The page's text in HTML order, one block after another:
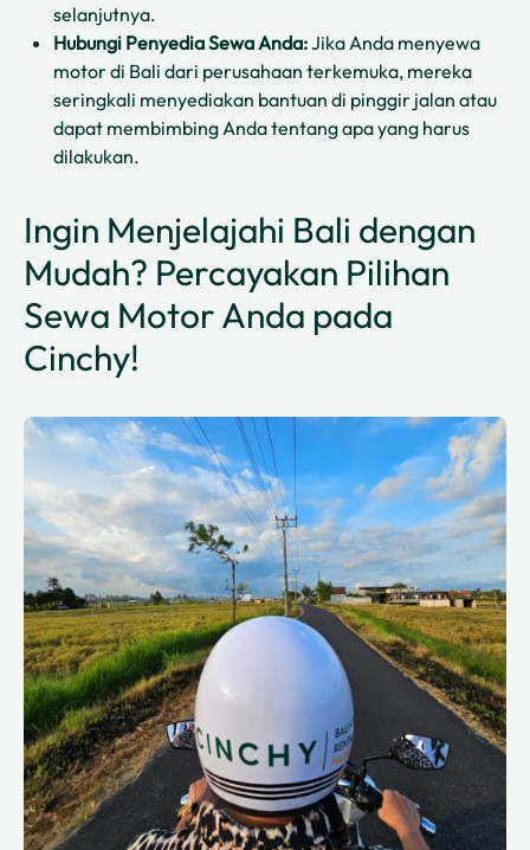
selanjutnya.
Hubungi Penyedia Sewa Anda:Jika Anda menyewa
motor di Bali dari perusahaan terkemuka, mereka
seringkali menyediakan bantuan di pinggir jalan atau
dapat membimbing Anda tentang apa yang harus
dilakukan.
Ingin Menjelajahi Bali dengan
Mudah? Percayakan Pilihan
Sewa Motor Anda pada
Cinchy!